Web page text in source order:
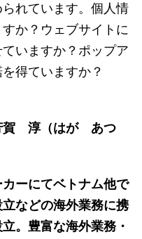
れています。個人情
か？ウェブサイトに
いますか？ポップア
得ていますか？
賀 淳（はが あつ
ーにてベトナム他で
などの海外業務に携
。豊富な海外業務・